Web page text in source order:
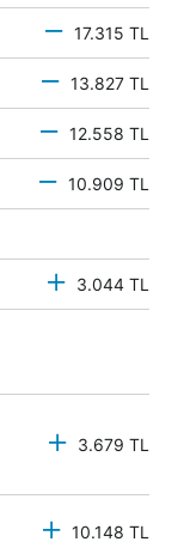
17.315 TL
13.827 TL
12.558 TL
10.909 TL
3.044 TL
3.679 TL
10.148 TL